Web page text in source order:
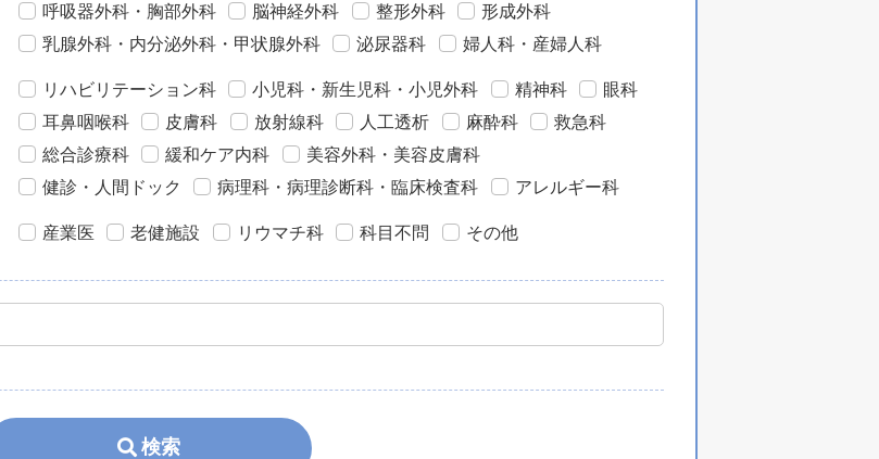
呼吸器外科・胸部外科
脳神経外科 整形外科
形成外科
乳腺外科・内分泌外科・甲状腺外科
泌尿器科 婦人科・産婦人科
リハビリテーション科 小児科・新生児科・小児外科 精神科
眼科
耳鼻咽喉科
皮膚科 放射線科 人工透析 麻酔科
救急科
総合診療科
緩和ケア内科
美容外科・美容皮膚科
健診・人間ドック
病理科・病理診断科・臨床検査科 アレルギー科
産業医 老健施設 リウマチ科 科目不問 その他
検索